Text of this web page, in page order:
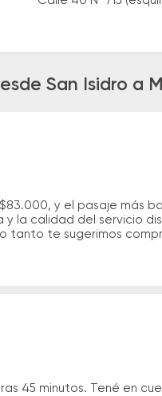
San Isidro a
y el pasaje más
la calidad del servicio
tanto te sugerimos
45 minutos. Tené en